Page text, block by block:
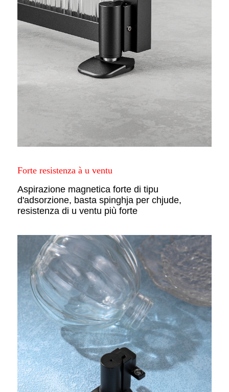
Forte resistenza à u ventu
Aspirazione magnetica forte di tipu
d'adsorzione, basta spinghja per chjude,
resistenza di u ventu più forte